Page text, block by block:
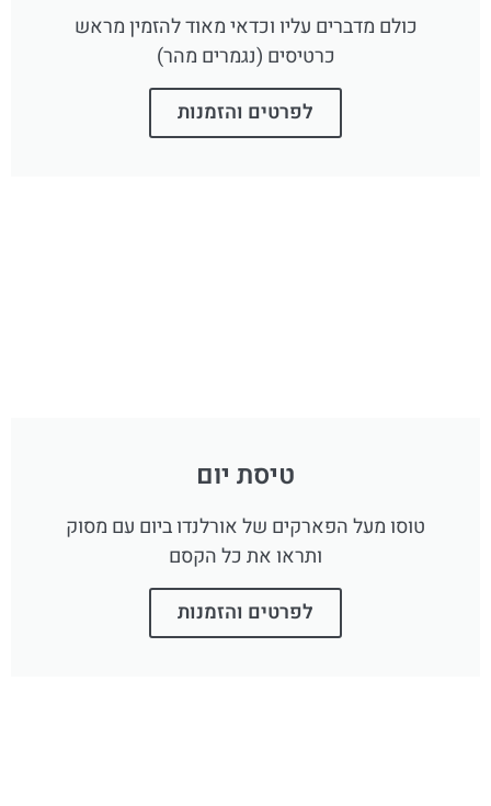
כולם מדברים עליו וכדאי מאוד להזמין מראש
כרטיסים (נגמרים מהר)
לפרטים והזמנות
טיסת יום
טוסו מעל הפארקים של אורלנדו ביום עם מסוק
ותראו את כל הקסם
לפרטים והזמנות